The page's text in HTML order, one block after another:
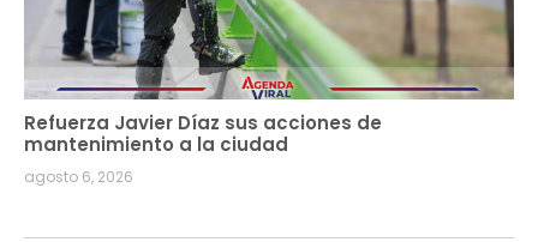
Refuerza Javier Díaz sus acciones de
mantenimiento a la ciudad
agosto 6, 2026